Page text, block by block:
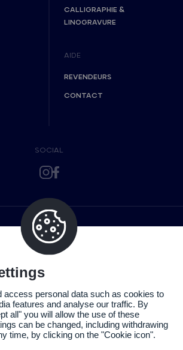
CALLIGRAPHIE &
LINOGRAVURE
AIDE
REVENDEURS
CONTACT
SOCIAL
access personal data such as cookies to
features and analyse our traffic. By
all" you will allow the use of these
can be changed, including withdrawing
time, by clicking on the "Cookie icon".